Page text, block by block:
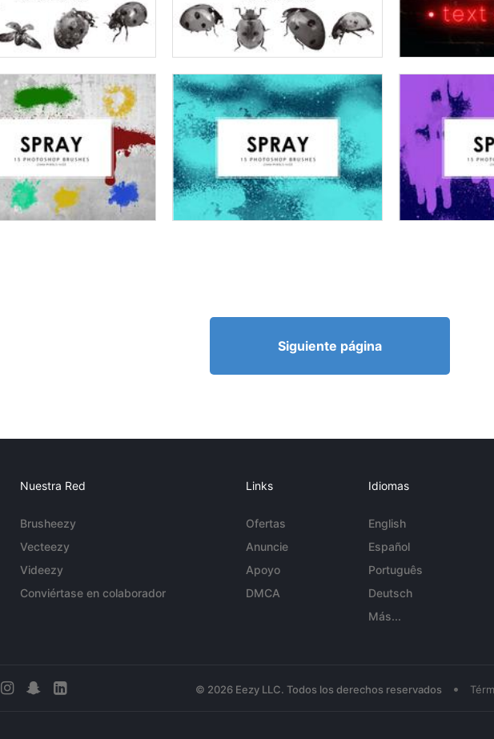
Siguiente página
Nuestra Red
Brusheezy
Vecteezy
Videezy
Conviértase en colaborador
Links
Ofertas
Anuncie
Apoyo
DMCA
Idiomas
English
Español
Português
Deutsch
Más...
© 2026 Eezy LLC. Todos los derechos reservados •